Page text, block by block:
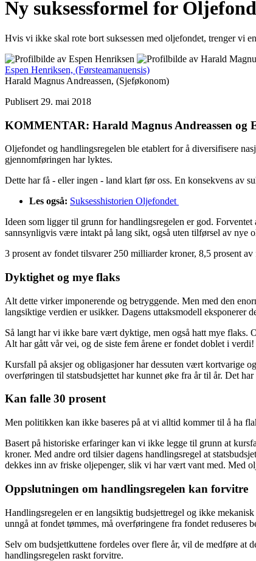
Ny suksessformel for
Hvis vi ikke skal rote bort suksessen med oljefondet, trenger vi
Espen Henriksen, (Førsteamanuensis)
Harald Magnus Andreassen, (Sjeføkonom)
Publisert 29. mai 2018
KOMMENTAR: Harald Magnus Andreassen og
Oljefondet og handlingsregelen ble etablert for å diversifisere
gjennomføringen har lyktes.
Dette har få - eller ingen - land klart før oss. En konsekvens av
Les også: Suksesshistorien Oljefondet
Ideen som ligger til grunn for handlingsregelen er god.
sannsynligvis være intakt på lang sikt, også uten tilførsel av nye
3 prosent av fondet tilsvarer 250 milliarder kroner, 8,5 prosent
Dyktighet og mye flaks
Alt dette virker imponerende og betryggende. Men med den
langsiktige verdien er usikker. Dagens uttaksmodell eksponerer
Så langt har vi ikke bare vært dyktige, men også hatt mye flaks.
Alt har gått vår vei, og de siste fem årene er fondet doblet i verdi!
Kursfall på aksjer og obligasjoner har dessuten vært kortvarige
overføringen til statsbudsjettet har kunnet øke fra år til år. Det
Kan falle 30 prosent
Men politikken kan ikke baseres på at vi alltid kommer til å ha
Basert på historiske erfaringer kan vi ikke legge til grunn at
kroner. Med andre ord tilsier dagens handlingsregel at
dekkes inn av friske oljepenger, slik vi har vært vant med. Med
Oppslutningen om handlingsregelen kan forvitre
Handlingsregelen er en langsiktig budsjettregel og ikke
unngå at fondet tømmes, må overføringene fra fondet reduseres
Selv om budsjettkuttene fordeles over flere år, vil de medføre at
handlingsregelen raskt forvitre.